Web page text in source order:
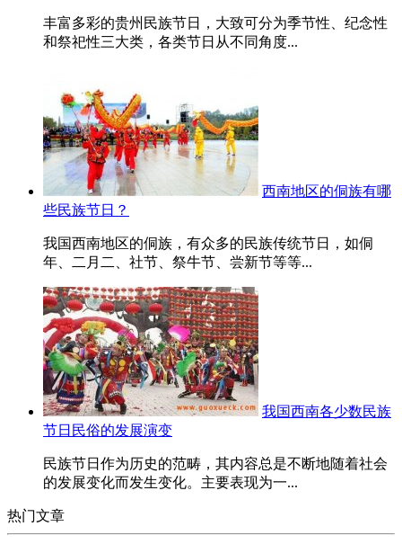
丰富多彩的贵州民族节日，大致可分为季节性、纪念性
和祭祀性三大类，各类节日从不同角度...
西南地区的侗族有哪
些民族节日？
我国西南地区的侗族，有众多的民族传统节日，如侗
年、二月二、社节、祭牛节、尝新节等等...
我国西南各少数民族
节日民俗的发展演变
民族节日作为历史的范畴，其内容总是不断地随着社会
的发展变化而发生变化。主要表现为一...
热门文章